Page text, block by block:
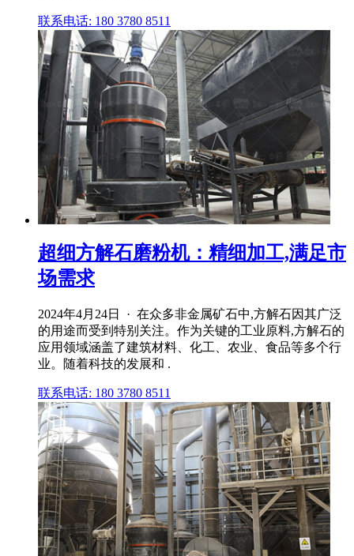
联系电话: 180 3780 8511
超细方解石磨粉机：精细加工,满足市
场需求
2024年4月24日 · 在众多非金属矿石中,方解石因其广泛
的用途而受到特别关注。作为关键的工业原料,方解石的
应用领域涵盖了建筑材料、化工、农业、食品等多个行
业。随着科技的发展和 .
联系电话: 180 3780 8511